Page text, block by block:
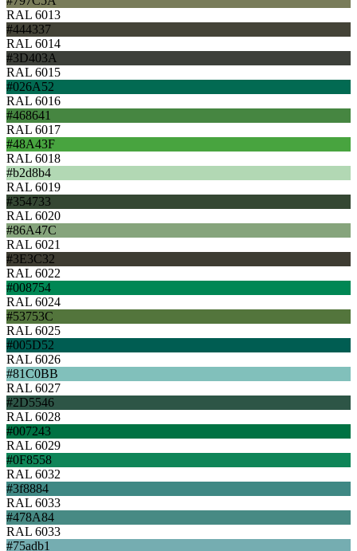
RAL 6013
#444337
RAL 6014
#3D403A
RAL 6015
#026A52
RAL 6016
#468641
RAL 6017
#48A43F
RAL 6018
#b2d8b4
RAL 6019
#354733
RAL 6020
#86A47C
RAL 6021
#3E3C32
RAL 6022
#008754
RAL 6024
#53753C
RAL 6025
#005D52
RAL 6026
#81C0BB
RAL 6027
#2D5546
RAL 6028
#007243
RAL 6029
#0F8558
RAL 6032
#3f8884
RAL 6033
#478A84
RAL 6033
#75adb1